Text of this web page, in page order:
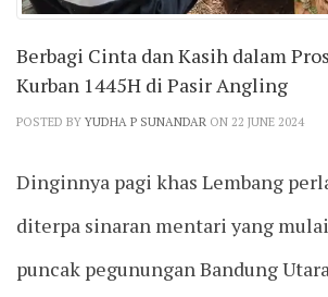
Berbagi Cinta dan Kasih dalam
Kurban 1445H di Pasir Angling
POSTED BY YUDHA P SUNANDAR ON 22 JUNE 2024
Dinginnya pagi khas Lembang
diterpa sinaran mentari yang
puncak pegunungan Bandung